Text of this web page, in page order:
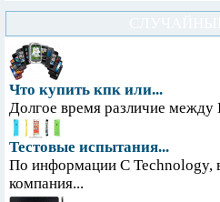
Что купить кпк или...
Долгое время различие
Тестовые испытания...
По информации С Technology,
компания...